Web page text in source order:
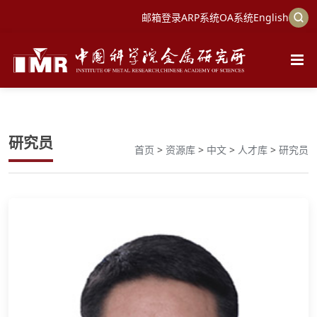
邮箱登录ARP系统OA系统English
研究员 首页 > 资源库 > 中文 > 人才库 > 研究员